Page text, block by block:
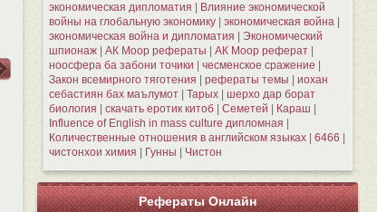
экономическая дипломатия
Влияние экономической
войны на глобальную экономику
экономическая война
экономическая война и дипломатия
Экономический
шпионаж
АК Моор рефераты АК Моор реферат
ноосфера ба забони точики
чесменское сражение
Закон всемирного тяготения
рефераты темы
иохан
себастиян бах маълумот
Тарых
шерхо дар борат
биология
скачать еротик китоб Семетей Караш
Influence of English in mass culture дипломная
Количественные отношения в английском языках
6466
чистонхои химия
Гунны Чистон
Рефераты Онлайн